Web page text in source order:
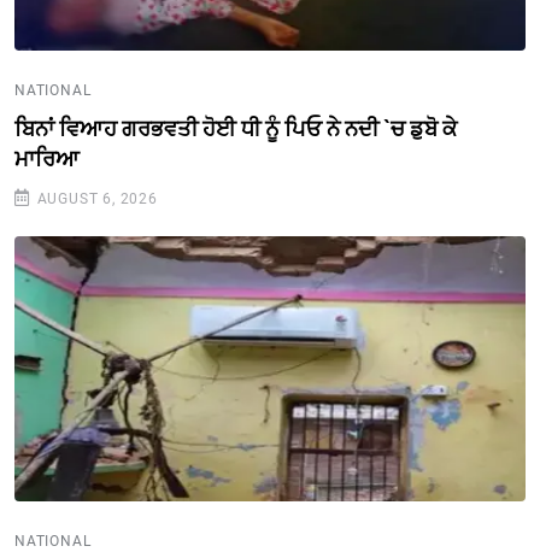
NATIONAL
ਬਿਨਾਂ ਵਿਆਹ ਗਰਭਵਤੀ ਹੋਈ ਧੀ ਨੂੰ ਪਿਓ ਨੇ ਨਦੀ `ਚ ਡੁਬੋ ਕੇ
ਮਾਰਿਆ
AUGUST 6, 2026
NATIONAL